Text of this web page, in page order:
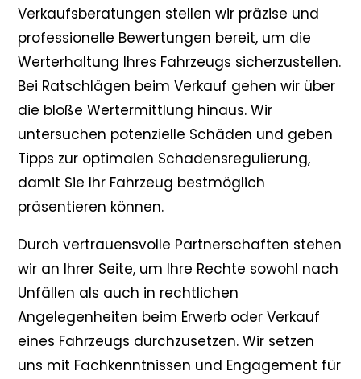
Verkaufsberatungen stellen wir präzise und
professionelle Bewertungen bereit, um die
Werterhaltung Ihres Fahrzeugs sicherzustellen.
Bei Ratschlägen beim Verkauf gehen wir über
die bloße Wertermittlung hinaus. Wir
untersuchen potenzielle Schäden und geben
Tipps zur optimalen Schadensregulierung,
damit Sie Ihr Fahrzeug bestmöglich
präsentieren können.
Durch vertrauensvolle Partnerschaften stehen
wir an Ihrer Seite, um Ihre Rechte sowohl nach
Unfällen als auch in rechtlichen
Angelegenheiten beim Erwerb oder Verkauf
eines Fahrzeugs durchzusetzen. Wir setzen
uns mit Fachkenntnissen und Engagement für